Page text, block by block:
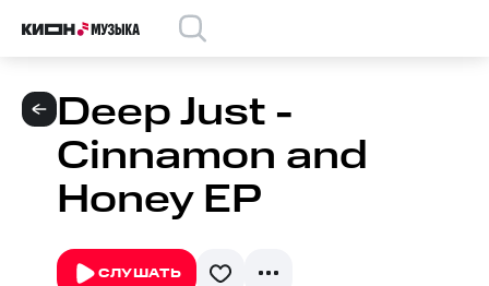
Deep Just -
Cinnamon and
Honey EP
СЛУШАТЬ